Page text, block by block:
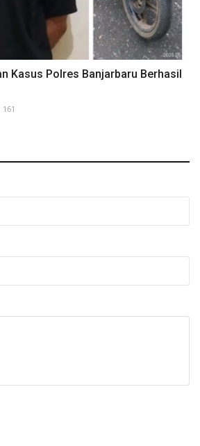
Kasus Polres Banjarbaru Berhasil
161